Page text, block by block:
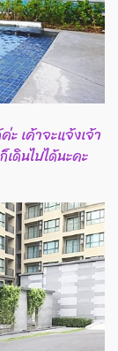
เค้าจะแจ้งเจ้า
ดินไปได้นะคะ